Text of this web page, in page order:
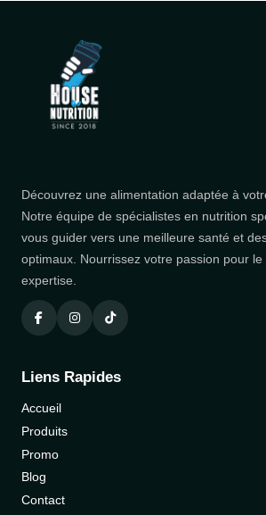
Découvrez une alimentation adaptée à
Notre équipe de spécialistes en nutrition
vous guider vers une meilleure santé et
optimaux. Nourrissez votre passion pour
expertise.
Liens Rapides
Accueil
Produits
Promo
Blog
Contact